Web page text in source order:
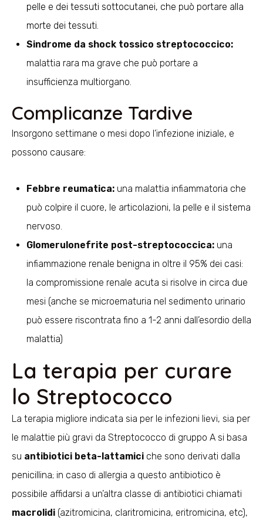
pelle e dei tessuti sottocutanei, che può portare alla
morte dei tessuti.
Sindrome da shock tossico streptococcico:
malattia rara ma grave che può portare a
insufficienza multiorgano.
Complicanze Tardive
Insorgono settimane o mesi dopo l’infezione iniziale, e
possono causare:
Febbre reumatica: una malattia infiammatoria che
può colpire il cuore, le articolazioni, la pelle e il sistema
nervoso.
Glomerulonefrite post-streptococcica: una
infiammazione renale benigna in oltre il 95% dei casi:
la compromissione renale acuta si risolve in circa due
mesi (anche se microematuria nel sedimento urinario
può essere riscontrata fino a 1-2 anni dall’esordio della
malattia)
La terapia per curare
lo Streptococco
La terapia migliore indicata sia per le infezioni lievi, sia per
le malattie più gravi da Streptococco di gruppo A si basa
su antibiotici beta-lattamici che sono derivati dalla
penicillina; in caso di allergia a questo antibiotico è
possibile affidarsi a un’altra classe di antibiotici chiamati
macrolidi (azitromicina, claritromicina, eritromicina, etc),